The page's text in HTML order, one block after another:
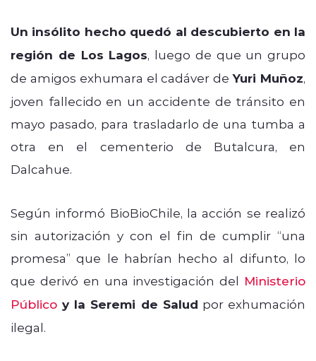
Un insólito hecho quedó al descubierto en la
región de Los Lagos, luego de que un grupo
de amigos exhumara el cadáver deYuri Muñoz,
joven fallecido en un accidente de tránsito en
mayo pasado, para trasladarlo de una tumba a
otra en el cementerio de Butalcura, en
Dalcahue.
Según informó BioBioChile, la acción se realizó
sin autorización y con el fin de cumplir “una
promesa” que le habrían hecho al difunto, lo
que derivó en una investigación del Ministerio
Público y la Seremi de Salud por exhumación
ilegal.